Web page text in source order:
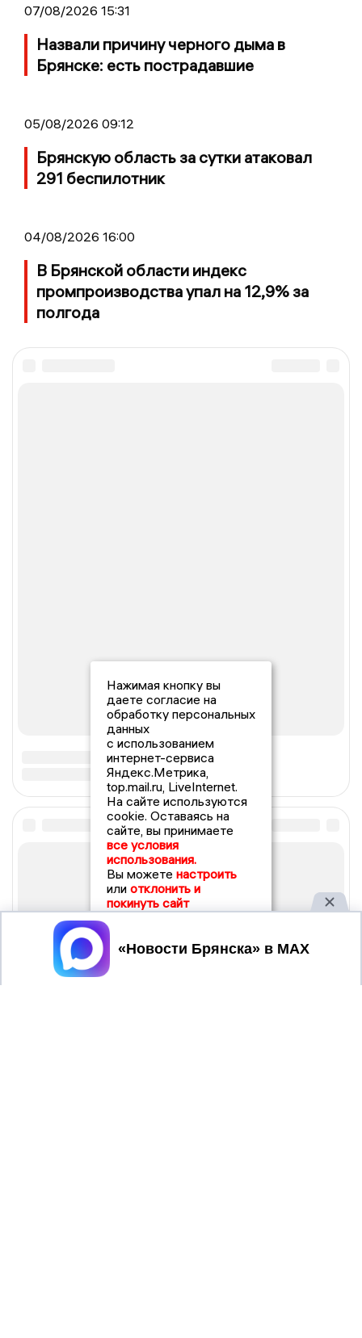
07/08/2026 15:31
Назвали причину черного дыма в
Брянске: есть пострадавшие
05/08/2026 09:12
Брянскую область за сутки атаковал
291 беспилотник
04/08/2026 16:00
В Брянской области индекс
промпроизводства упал на 12,9% за
полгода
Нажимая кнопку вы
даете согласие на
обработку персональных
данных
с использованием
интернет-сервиса
Яндекс.Метрика,
top.mail.ru, LiveInternet.
На сайте используются
cookie. Оставаясь на
сайте, вы принимаете
все условия
использования.
Вы можете настроить
или отклонить и
покинуть сайт
Принять